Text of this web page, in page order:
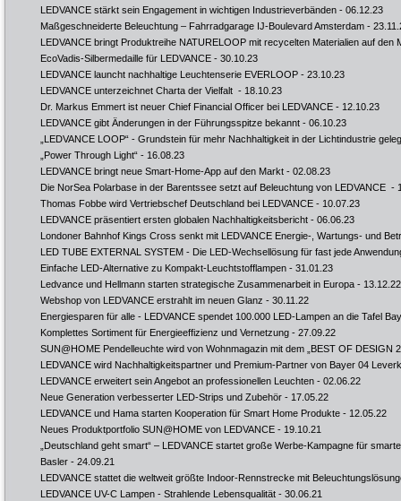
LEDVANCE stärkt sein Engagement in wichtigen Industrieverbänden - 06.12.23
Maßgeschneiderte Beleuchtung – Fahrradgarage IJ-Boulevard Amsterdam -
LEDVANCE bringt Produktreihe NATURELOOP mit recycelten Materialien auf den
EcoVadis-Silbermedaille für LEDVANCE - 30.10.23
LEDVANCE launcht nachhaltige Leuchtenserie EVERLOOP - 23.10.23
LEDVANCE unterzeichnet Charta der Vielfalt - 18.10.23
Dr. Markus Emmert ist neuer Chief Financial Officer bei LEDVANCE - 12.10.23
LEDVANCE gibt Änderungen in der Führungsspitze bekannt - 06.10.23
„LEDVANCE LOOP“ - Grundstein für mehr Nachhaltigkeit in der Lichtindustrie
„Power Through Light“ - 16.08.23
LEDVANCE bringt neue Smart-Home-App auf den Markt - 02.08.23
Die NorSea Polarbase in der Barentssee setzt auf Beleuchtung von LEDVANCE -
Thomas Fobbe wird Vertriebschef Deutschland bei LEDVANCE - 10.07.23
LEDVANCE präsentiert ersten globalen Nachhaltigkeitsbericht - 06.06.23
Londoner Bahnhof Kings Cross senkt mit LEDVANCE Energie-, Wartungs- und
LED TUBE EXTERNAL SYSTEM - Die LED-Wechsellösung für fast jede
Einfache LED-Alternative zu Kompakt-Leuchtstofflampen - 31.01.23
Ledvance und Hellmann starten strategische Zusammenarbeit in Europa - 13.12.22
Webshop von LEDVANCE erstrahlt im neuen Glanz - 30.11.22
Energiesparen für alle - LEDVANCE spendet 100.000 LED-Lampen an die Tafel
Komplettes Sortiment für Energieeffizienz und Vernetzung - 27.09.22
SUN@HOME Pendelleuchte wird von Wohnmagazin mit dem „BEST OF DESIGN
LEDVANCE wird Nachhaltigkeitspartner und Premium-Partner von Bayer 04
LEDVANCE erweitert sein Angebot an professionellen Leuchten - 02.06.22
Neue Generation verbesserter LED-Strips und Zubehör - 17.05.22
LEDVANCE und Hama starten Kooperation für Smart Home Produkte - 12.05.22
Neues Produktportfolio SUN@HOME von LEDVANCE - 19.10.21
„Deutschland geht smart“ – LEDVANCE startet große Werbe-Kampagne für
Basler - 24.09.21
LEDVANCE stattet die weltweit größte Indoor-Rennstrecke mit
LEDVANCE UV-C Lampen - Strahlende Lebensqualität - 30.06.21